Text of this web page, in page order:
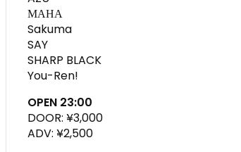
МАНА
Sakuma
SAY
SHARP BLACK
You-Ren!
OPEN 23:00
DOOR: ¥3,000
ADV: ¥2,500